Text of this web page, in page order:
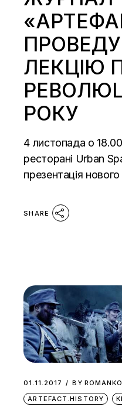
ЛЕКЦІЮ
РОКУ
4 листопада о
ресторані Urban
презентація
SHARE
01.11.2017 BY
ARTEFACT.HISTORY